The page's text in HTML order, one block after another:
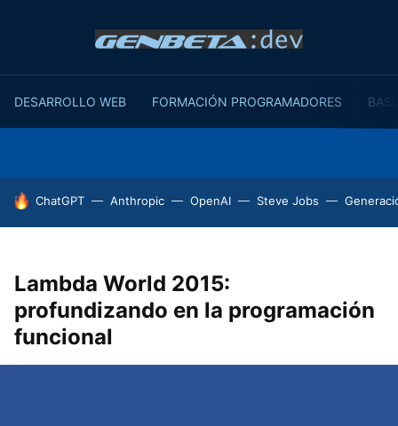
DESARROLLO WEB FORMACIÓN PROGRAMADORES
HOY SE HABLA DE
ChatGPT Anthropic OpenAI Steve Jobs
Lambda World 2015:
profundizando en la programación
funcional